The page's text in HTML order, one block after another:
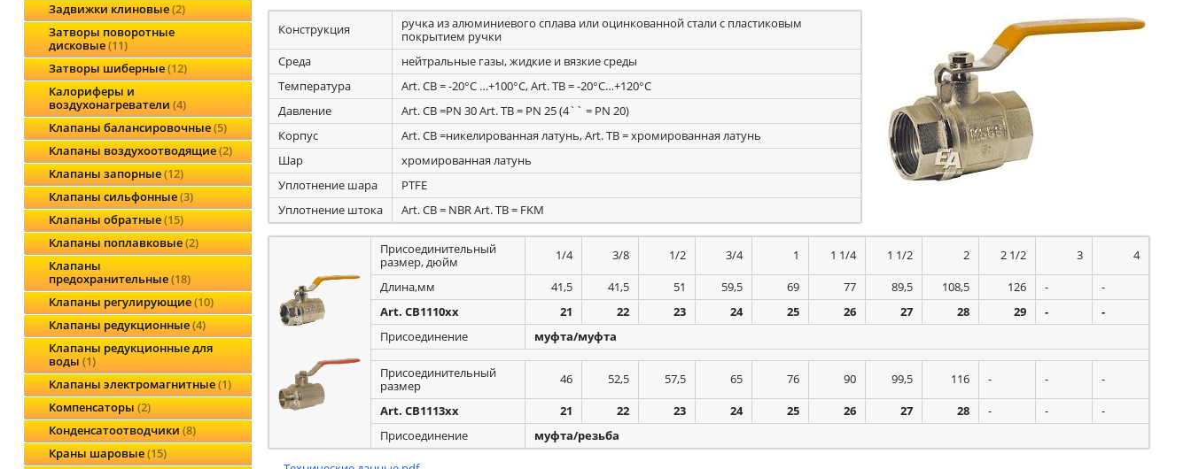
Задвижки клиновые 2
Затворы поворотные
дисковые 11
Затворы шиберные 12
Калориферы и
воздухонагреватели 4
Клапаны балансировочные 5
Клапаны воздухоотводящие 2
Клапаны запорные 12
Клапаны сильфонные 3
Клапаны обратные 15
Клапаны поплавковые 2
Клапаны
предохранительные 18
Клапаны регулирующие 10
Клапаны редукционные 4
Клапаны редукционные для
воды 1
Клапаны электромагнитные 1
Компенсаторы 2
Конденсатоотводчики 8
Краны шаровые 15
Конструкция
ручка из алюминиевого сплава или оцинкованной стали с пластиковым
покрытием ручки
Среда
нейтральные газы, жидкие и вязкие среды
Температура
Art. CB = -20°С …+100°С, Art. TB = -20°С…+120°С
Давление
Art. CB =PN 30 Art. TB = PN 25 (4`` = PN 20)
Корпус
Art. CB =никелированная латунь, Art. TB = хромированная латунь
Шар
хромированная латунь
Уплотнение шара
PTFE
Уплотнение штока
Art. CB = NBR Art. TB = FKM
Присоединительный
размер, дюйм
1/4 3/8 1/2 3/4 1 1 1/4 1 1/2 2 2 1/2 3
4
Длина,мм
41,5 41,5 51 59,5 69 77 89,5 108,5 126 -
-
Art. CB1110xx
21 22 23 24 25 26 27 28 29 -
-
Присоединение
муфта/муфта
Присоединительный
размер
46 52,5 57,5 65 76 90 99,5 116 - -
-
Art. CB1113xx
21 22 23 24 25 26 27 28 - -
-
Присоединение
муфта/резьба